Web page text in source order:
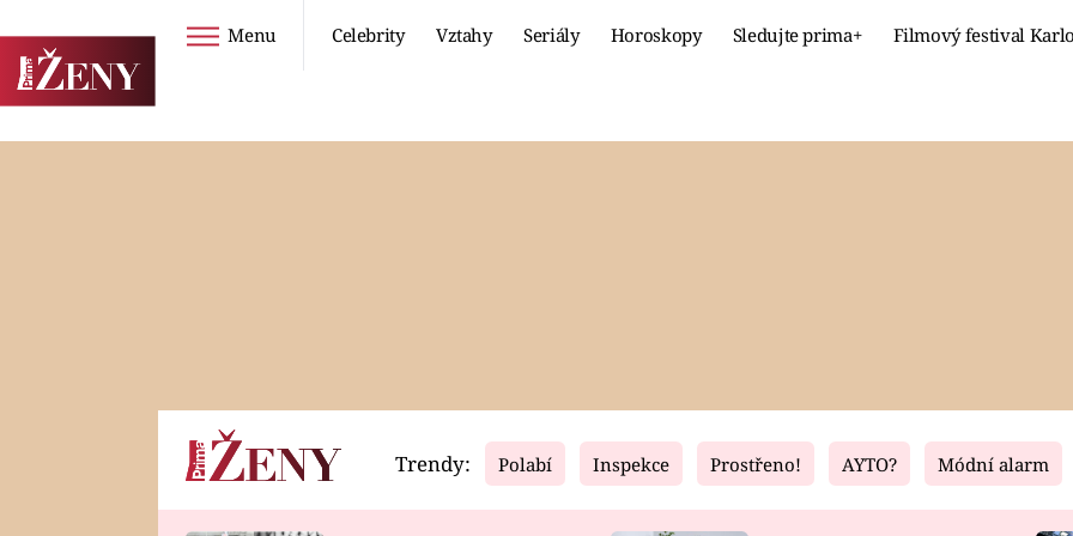
Menu Celebrity Vztahy Seriály Horoskopy Sledujte prima+ Filmový festival
Horoskopy Video Fresh Living
Trendy: Polabí Inspekce Prostřeno! AYTO? Módní alarm